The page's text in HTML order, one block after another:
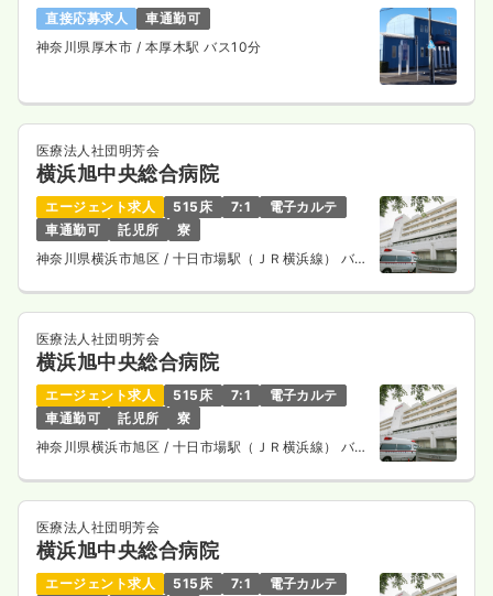
直接応募求人
車通勤可
神奈川県厚木市 / 本厚木駅 バス10分
医療法人社団明芳会
横浜旭中央総合病院
エージェント求人 515床 7:1
電子カルテ
車通勤可
託児所
寮
神奈川県横浜市旭区 / 十日市場駅（ＪＲ横浜線） バス
医療法人社団明芳会
横浜旭中央総合病院
エージェント求人 515床 7:1
電子カルテ
車通勤可
託児所
寮
神奈川県横浜市旭区 / 十日市場駅（ＪＲ横浜線） バス
医療法人社団明芳会
横浜旭中央総合病院
エージェント求人 515床 7:1
電子カルテ